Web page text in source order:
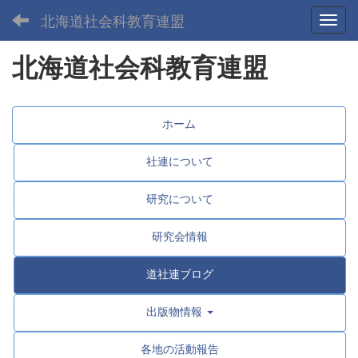
北海道社会科教育連盟
北海道社会科教育連盟
ホーム
社連について
研究について
研究会情報
道社連ブログ
出版物情報
各地の活動報告